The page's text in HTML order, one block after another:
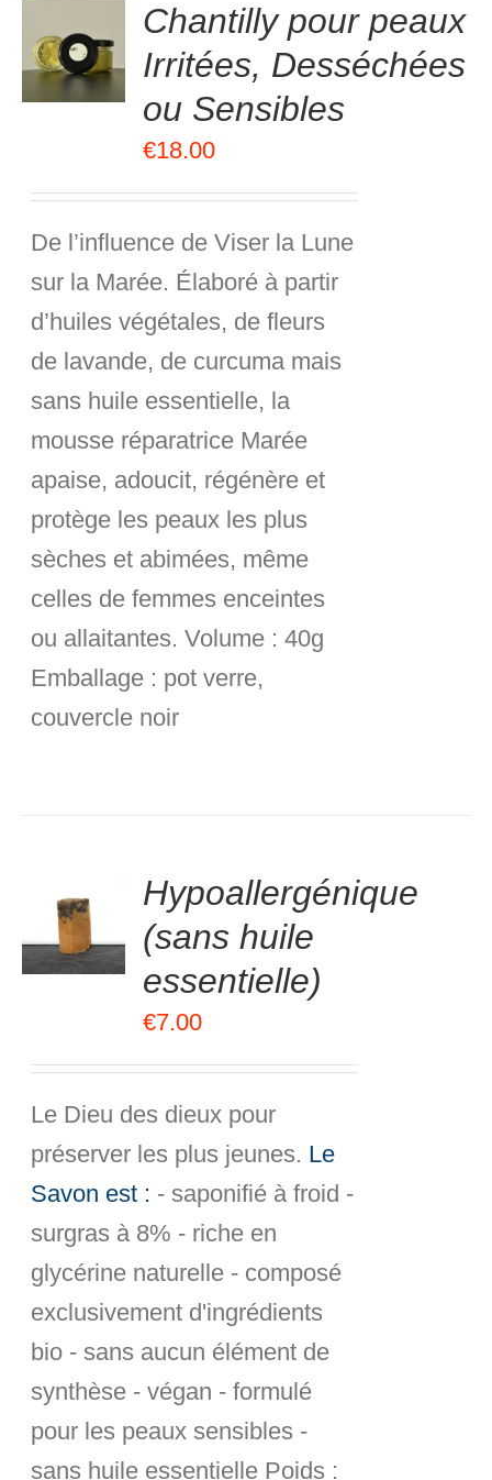
Chantilly pour peaux
Irritées, Desséchées
ou Sensibles
€18.00
De l’influence de Viser la Lune
sur la Marée. Élaboré à partir
d’huiles végétales, de fleurs
de lavande, de curcuma mais
sans huile essentielle, la
mousse réparatrice Marée
apaise, adoucit, régénère et
protège les peaux les plus
sèches et abimées, même
celles de femmes enceintes
ou allaitantes.Volume :40g
Emballage : pot verre,
couvercle noir
Hypoallergénique
(sans huile
essentielle)
€7.00
Le Dieu des dieux pour
préserver les plus jeunes. Le
Savon est : - saponifié à froid -
surgras à 8% - riche en
glycérine naturelle - composé
exclusivement d'ingrédients
bio - sans aucun élément de
synthèse - végan - formulé
pour les peaux sensibles -
sans huile essentielle Poids :